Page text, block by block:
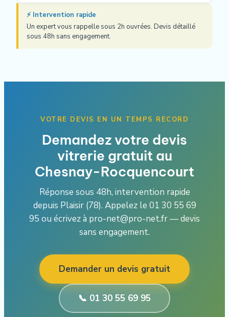
⚡ Intervention rapide
Un expert vous rappelle sous 2h ouvrées. Devis détaillé
sous 48h sans engagement.
VOTRE DEVIS EN UN TEMPS RECORD
Demandez votre devis
vitrerie gratuit au
Chesnay-Rocquencourt
Réponse sous 48h, intervention rapide
depuis Plaisir (78). Appelez le 01 30 55 69
95 ou écrivez à pro-net@pro-net.fr — devis
sans engagement.
Demander un devis gratuit
📞 01 30 55 69 95